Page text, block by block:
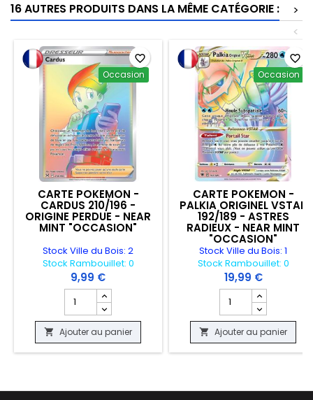
16 AUTRES PRODUITS DANS LA MÊME CATÉGORIE :
>
<
Occasion
CARTE POKEMON -
CARDUS 210/196 -
ORIGINE PERDUE - NEAR
MINT "OCCASION"
Stock Ville du Bois: 2
Stock Rambouillet: 0
9,99 €
Champ quantité du produit CARTE POKEMON - CARDUS
 Ajouter au panier
favorite_border
Occasion
CARTE POKEMON -
PALKIA ORIGINEL VSTAR
192/189 - ASTRES
RADIEUX - NEAR MINT
"OCCASION"
Stock Ville du Bois: 1
Stock Rambouillet: 0
19,99 €
Champ quantité du
 Ajouter au panier
favorite_border